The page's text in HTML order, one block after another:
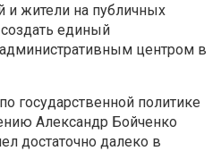
и жители на публичных
единый
центром в
государственной политике
Александр Бойченко
достаточно далеко в